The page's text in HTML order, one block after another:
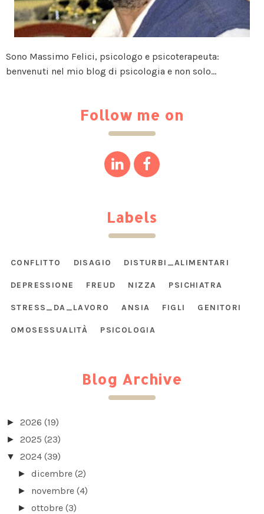
Sono Massimo Felici, psicologo e psicoterapeuta:
benvenuti nel mio blog di psicologia e non solo...
Follow me on
Labels
CONFLITTO DISAGIO DISTURBI_ALIMENTARI
DEPRESSIONE FREUD NIZZA PSICHIATRA
STRESS_DA_LAVORO ANSIA FIGLI GENITORI
OMOSESSUALITÀ PSICOLOGIA
Blog Archive
► 2026 (19)
► 2025 (23)
▼ 2024 (39)
►dicembre (2)
► novembre (4)
►ottobre (3)